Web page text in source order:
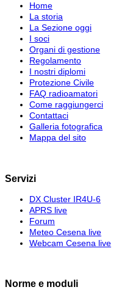
Home
La storia
La Sezione oggi
I soci
Organi di gestione
Regolamento
I nostri diplomi
Protezione Civile
FAQ radioamatori
Come raggiungerci
Contattaci
Galleria fotografica
Mappa del sito
Servizi
DX Cluster IR4U-6
APRS live
Forum
Meteo Cesena live
Webcam Cesena live
Norme e moduli